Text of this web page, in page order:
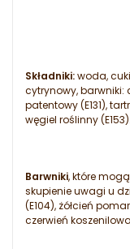
Składniki:woda,
cytrynowy, barwniki:
patentowy (E131),
węgiel roślinny (E153).
Barwniki, które
skupienie uwagi u
(E104), żółcień
czerwień